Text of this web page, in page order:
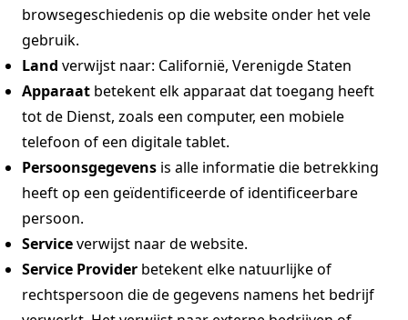
browsegeschiedenis op die website onder het vele
gebruik.
Land verwijst naar: Californië, Verenigde Staten
Apparaat betekent elk apparaat dat toegang heeft
tot de Dienst, zoals een computer, een mobiele
telefoon of een digitale tablet.
Persoonsgegevens is alle informatie die betrekking
heeft op een geïdentificeerde of identificeerbare
persoon.
Serviceverwijst naar de website.
Service Provider betekent elke natuurlijke of
rechtspersoon die de gegevens namens het bedrijf